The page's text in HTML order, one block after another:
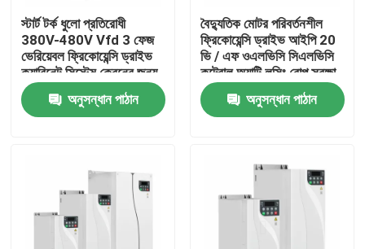
গুণমান নিয়ন্ত্রণ
আমাদের সাথে যোগাযোগ
একটি উদ্ধৃতি অনুরোধ করুন
VFD পরিবর্তনশীল ফ্রিকোয়েন্সি ড্রাইভ
স্টার্ট টর্ক ধুলো প্রতিরোধী
380V-480V Vfd 3 ফেজ
ভেরিয়েবল ফ্রিকোয়েন্সি ড্রাইভ
ক্যাবিনেট সিস্টেম ক্রেনের জন্য
অনুসন্ধান পাঠান
বৈদ্যুতিক মোটর পরিবর্তনশীল
ফ্রিকোয়েন্সি ড্রাইভ আইপি 20
ভি / এফ ওএলভিসি সিএলভিসি
কন্ট্রোল অ্যান্টি লসিং রোপ সুরক্ষা
অনুসন্ধান পাঠান